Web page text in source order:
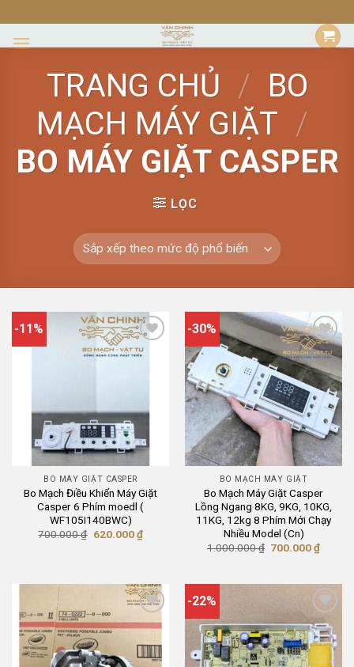
to
content
TRANG CHỦ / BO
MẠCH MÁY GIẶT /
BO MÁY GIẶT CASPER
LỌC
-11%
BO MÁY GIẶT CASPER
Bo Mạch Điều Khiển Máy Giặt
Casper 6 Phím moedl (
WF105I140BWC)
700.000₫ Giá
620.000₫Giá
hiện
-30%
BO MẠCH MÁY GIẶT
Bo Mạch Máy Giặt Casper
Lồng Ngang 8KG, 9KG, 10KG,
11KG, 12kg 8 Phím Mới Chạy
Nhiều Model (Cn)
1.000.000₫ Giá
700.000₫Giá
-22%